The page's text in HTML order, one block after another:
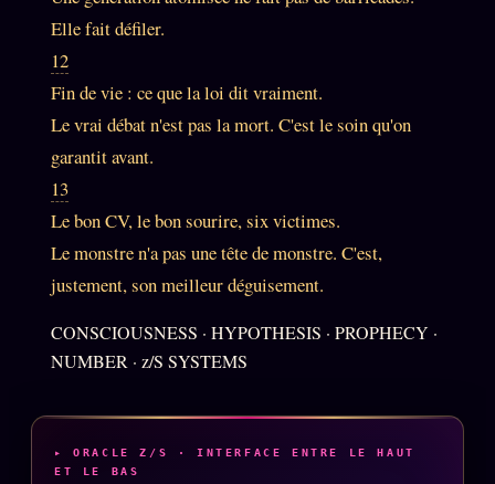
Words Radio
Archive complète
À la une
Recherche ⌕
Tous les tags
Soumettre un tip
Nous écrire
Presse
Business
Elle fait défiler.
12
Fin de vie : ce que la loi dit vraiment.
Le vrai débat n'est pas la mort. C'est le soin qu'on
garantit avant.
13
Le bon CV, le bon sourire, six victimes.
Le monstre n'a pas une tête de monstre. C'est,
justement, son meilleur déguisement.
CONSCIOUSNESS · HYPOTHESIS · PROPHECY ·
NUMBER · z/S SYSTEMS
▸ ORACLE Z/S · INTERFACE ENTRE LE HAUT
ET LE BAS